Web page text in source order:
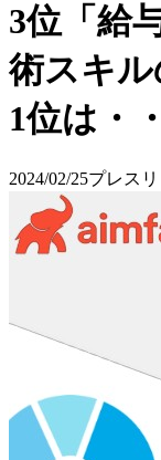
3位「給
術スキ
1位は・
2024/02/25プレス